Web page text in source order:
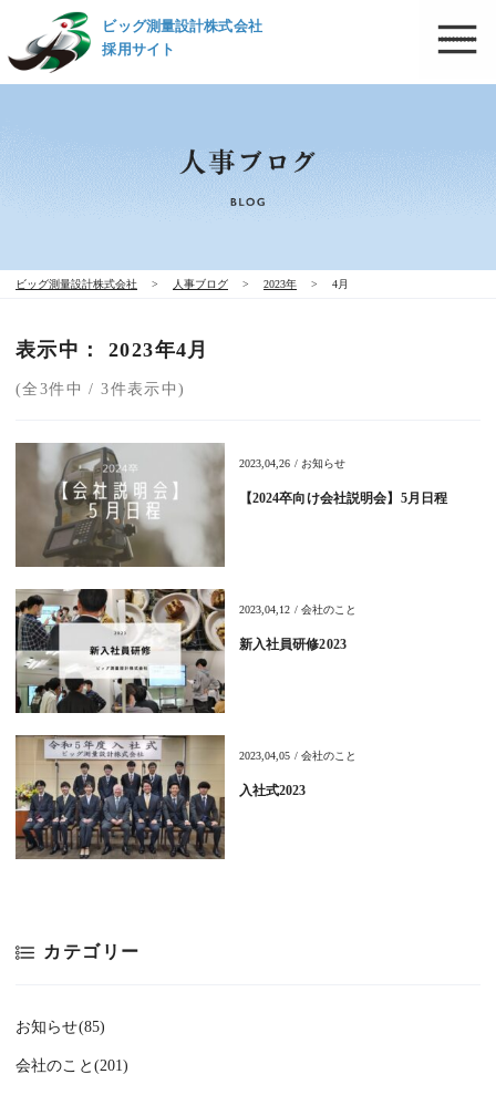
ビッグ測量設計株式会社
採用サイト
ビッグ測量設計株式会社 > 人事ブログ > 2023年 > 4月
表示中： 2023年4月
(全3件中 / 3件表示中)
2023,04,26 / お知らせ
【2024卒向け会社説明会】5月日程
2023,04,12 / 会社のこと
新入社員研修2023
2023,04,05 / 会社のこと
入社式2023
カテゴリー
お知らせ(85)
会社のこと(201)